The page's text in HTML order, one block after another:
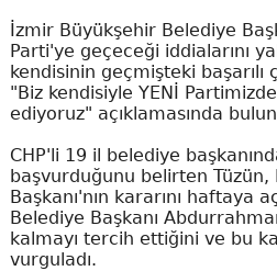
İzmir Büyükşehir Belediye
Parti'ye geçeceği iddialarını
kendisinin geçmişteki başarılı
"Biz kendisiyle YENİ
ediyoruz" açıklamasında
CHP'li 19 il belediye
başvurduğunu belirten Tüzün,
Başkanı'nın kararını haftaya
Belediye Başkanı
kalmayı tercih ettiğini ve bu
vurguladı.